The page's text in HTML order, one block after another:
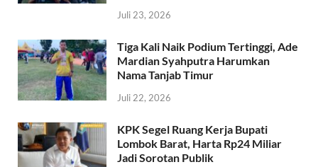
Juli 23, 2026
Tiga Kali Naik Podium Tertinggi, Ade
Mardian Syahputra Harumkan
Nama Tanjab Timur
Juli 22, 2026
KPK Segel Ruang Kerja Bupati
Lombok Barat, Harta Rp24 Miliar
Jadi Sorotan Publik